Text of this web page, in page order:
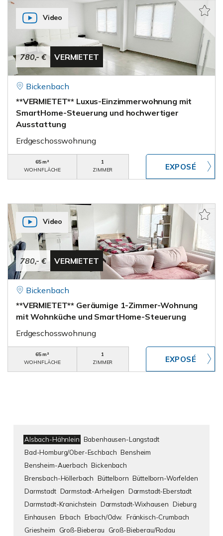
780,- € VERMIETET
Video
Bickenbach
**VERMIETET** Luxus-Einzimmerwohnung mit
SmartHome-Steuerung und hochwertiger
Ausstattung
Erdgeschosswohnung
65 m²
WOHNFLÄCHE
1
ZIMMER
780,- € VERMIETET
Video
Bickenbach
**VERMIETET** Geräumige 1-Zimmer-Wohnung
mit Wohnküche und SmartHome-Steuerung
Erdgeschosswohnung
65 m²
WOHNFLÄCHE
1
ZIMMER
Alsbach-Hähnlein Babenhausen-Langstadt
Bad-Homburg/Ober-Eschbach Bensheim
Bensheim-Auerbach Bickenbach
Brensbach-Höllerbach Büttelborn Büttelborn-Worfelden
Darmstadt Darmstadt-Arheilgen Darmstadt-Eberstadt
Darmstadt-Kranichstein Darmstadt-Wixhausen Dieburg
Einhausen Erbach Erbach/Odw.
Fränkisch-Crumbach
Griesheim
Groß-Bieberau Groß-Bieberau/Rodau